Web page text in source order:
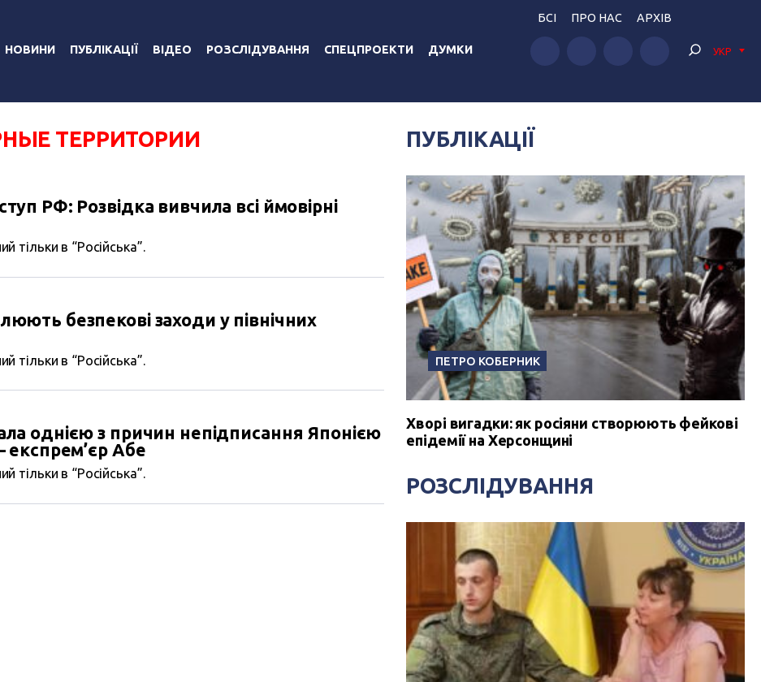
НОВИНИ ПУБЛІКАЦІЇ ВІДЕО РОЗСЛІДУВАННЯ СПЕЦПРОЕКТИ ДУМКИ
БСІ ПРО НАС АРХІВ
УКР
ТЕРРИТОРИИ
РФ: Розвідка вивчила всі ймовірні
тільки в “Російська”.
безпекові заходи у північних
тільки в “Російська”.
однією з причин непідписання Японією
експрем’єр Абе
тільки в “Російська”.
ПУБЛІКАЦІЇ
ПЕТРО КОБЕРНИК
Хворі вигадки: як росіяни створюють фейкові
епідемії на Херсонщині
РОЗСЛІДУВАННЯ